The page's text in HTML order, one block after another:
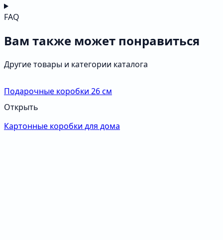
FAQ
Вам также может понравиться
Другие товары и категории каталога
Подарочные коробки 26 см
Открыть
Картонные коробки для дома